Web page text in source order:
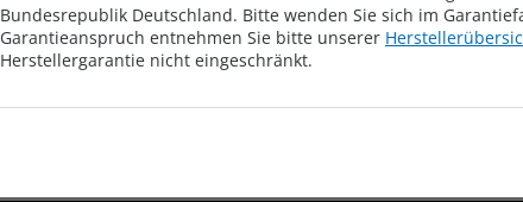
Bundesrepublik Deutschland. Bitte wenden Sie sich im
Garantieanspruch entnehmen Sie bitte unserer
Herstellergarantie nicht eingeschränkt.